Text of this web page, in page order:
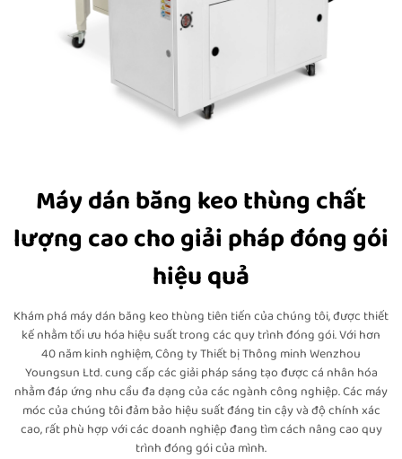
Máy dán băng keo thùng chất
lượng cao cho giải pháp đóng gói
hiệu quả
Khám phá máy dán băng keo thùng tiên tiến của chúng tôi, được thiết
kế nhằm tối ưu hóa hiệu suất trong các quy trình đóng gói. Với hơn
40 năm kinh nghiệm, Công ty Thiết bị Thông minh Wenzhou
Youngsun Ltd. cung cấp các giải pháp sáng tạo được cá nhân hóa
nhằm đáp ứng nhu cầu đa dạng của các ngành công nghiệp. Các máy
móc của chúng tôi đảm bảo hiệu suất đáng tin cậy và độ chính xác
cao, rất phù hợp với các doanh nghiệp đang tìm cách nâng cao quy
trình đóng gói của mình.